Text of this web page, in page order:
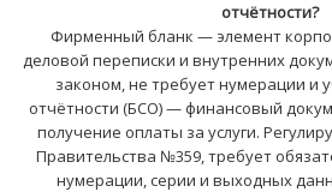
отчётности?
Фирменный бланк — элемент
деловой переписки и внутренних
законом, не требует нумерации и
отчётности (БСО) — финансовый
получение оплаты за услуги.
Правительства №359, требует
нумерации, серии и выходных